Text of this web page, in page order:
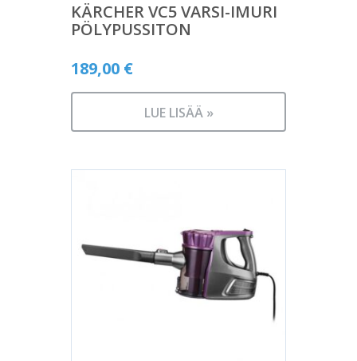
KÄRCHER VC5 VARSI-IMURI
PÖLYPUSSITON
189,00 €
LUE LISÄÄ »